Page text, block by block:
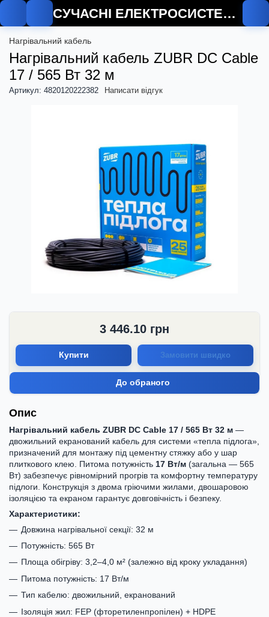
СУЧАСНІ ЕЛЕКТРОСИСТЕМИ
Нагрівальний кабель
Нагрівальний кабель ZUBR DC Cable
17 / 565 Вт 32 м
Артикул: 4820120222382 Написати відгук
3 446.10 грн
Купити Замовити швидко
До обраного
Опис
Нагрівальний кабель ZUBR DC Cable 17 / 565 Вт 32 м —
двожильний екранований кабель для системи «тепла підлога»,
призначений для монтажу під цементну стяжку або у шар
плиткового клею. Питома потужність 17 Вт/м (загальна — 565
Вт) забезпечує рівномірний прогрів та комфортну температуру
підлоги. Конструкція з двома гріючими жилами, двошаровою
ізоляцією та екраном гарантує довговічність і безпеку.
Характеристики:
Довжина нагрівальної секції: 32 м
Потужність: 565 Вт
Площа обігріву: 3,2–4,0 м² (залежно від кроку укладання)
Питома потужність: 17 Вт/м
Тип кабелю: двожильний, екранований
Ізоляція жил: FEP (фторетиленпропілен) + HDPE